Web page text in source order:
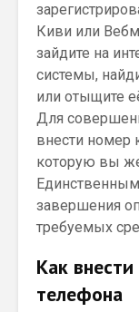
Киви или
зайдите на
системы,
или отыщите
Для
внести номер
которую вы
завершения
требуемых
Как
телефона